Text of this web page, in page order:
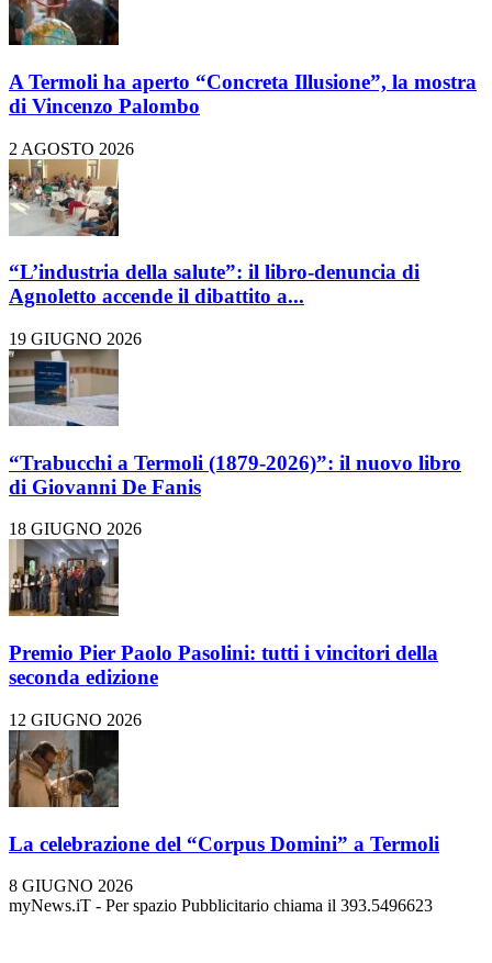
A Termoli ha aperto “Concreta Illusione”, la mostra
di Vincenzo Palombo
2 AGOSTO 2026
“L’industria della salute”: il libro-denuncia di
Agnoletto accende il dibattito a...
19 GIUGNO 2026
“Trabucchi a Termoli (1879-2026)”: il nuovo libro
di Giovanni De Fanis
18 GIUGNO 2026
Premio Pier Paolo Pasolini: tutti i vincitori della
seconda edizione
12 GIUGNO 2026
La celebrazione del “Corpus Domini” a Termoli
8 GIUGNO 2026
myNews.iT - Per spazio Pubblicitario chiama il 393.5496623